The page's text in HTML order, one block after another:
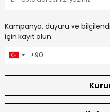
Kampanya, duyuru ve
için kayıt olun.